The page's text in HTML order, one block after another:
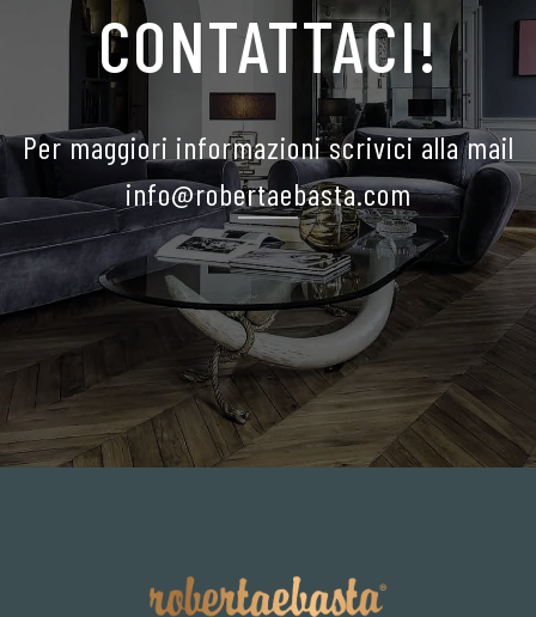
CONTATTACI!
Per maggiori informazioni scrivici alla mail
info@robertaebasta.com